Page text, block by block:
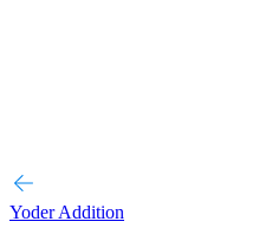
Yoder Addition